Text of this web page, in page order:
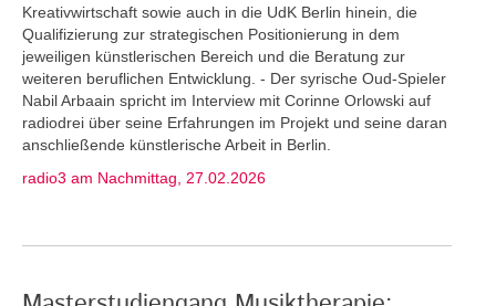
Kreativwirtschaft sowie auch in die UdK Berlin hinein, die
Qualifizierung zur strategischen Positionierung in dem
jeweiligen künstlerischen Bereich und die Beratung zur
weiteren beruflichen Entwicklung. - Der syrische Oud-Spieler
Nabil Arbaain spricht im Interview mit Corinne Orlowski auf
radiodrei über seine Erfahrungen im Projekt und seine daran
anschließende künstlerische Arbeit in Berlin.
radio3 am Nachmittag, 27.02.2026